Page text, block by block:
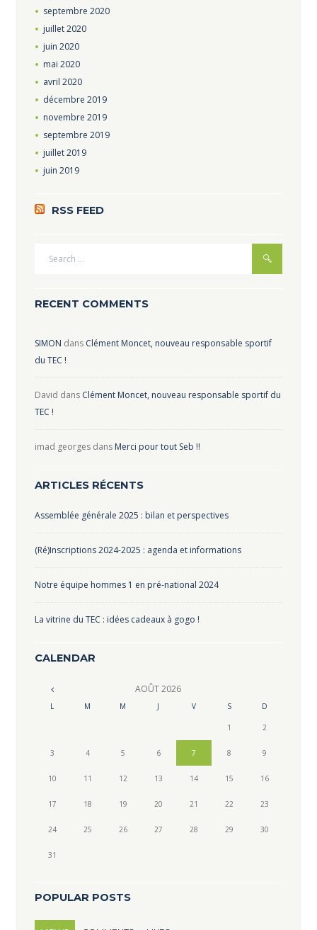
septembre 2020
juillet2020
juin 2020
mai 2020
avril 2020
décembre 2019
novembre 2019
septembre 2019
juillet2019
juin 2019
RSS FEED
RECENT COMMENTS
SIMON dans Clément Moncet, nouveau responsable sportif
du TEC !
David dans Clément Moncet, nouveau responsable sportif du
TEC !
imad georgesdans Merci pour tout Seb !!
ARTICLES RÉCENTS
Assemblée générale 2025 : bilan et perspectives
(Ré)Inscriptions 2024-2025 : agenda et informations
Notre équipe hommes 1 en pré-national 2024
La vitrine du TEC : idées cadeaux à gogo !
CALENDAR
AOÛT2026
L M M J V S D
1 2
3 4 5 6 7 8 9
10 11 12 13 14 15 16
17 18 19 20 21 22 23
24 25 26 27 28 29 30
31
POPULAR POSTS